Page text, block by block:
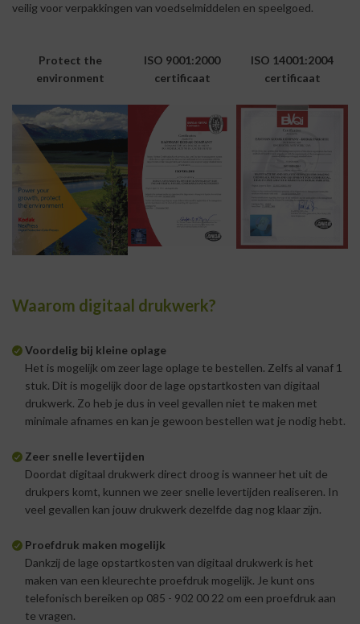
veilig voor verpakkingen van voedselmiddelen en speelgoed.
Protect the
environment
ISO 9001:2000
certificaat
ISO 14001:2004
certificaat
Waarom digitaal drukwerk?
Voordelig bij kleine oplage
Het is mogelijk om zeer lage oplage te bestellen. Zelfs al vanaf 1
stuk. Dit is mogelijk door de lage opstartkosten van digitaal
drukwerk. Zo heb je dus in veel gevallen niet te maken met
minimale afnames en kan je gewoon bestellen wat je nodig hebt.
Zeer snelle levertijden
Doordat digitaal drukwerk direct droog is wanneer het uit de
drukpers komt, kunnen we zeer snelle levertijden realiseren. In
veel gevallen kan jouw drukwerk dezelfde dag nog klaar zijn.
Proefdruk maken mogelijk
Dankzij de lage opstartkosten van digitaal drukwerk is het
maken van een kleurechte proefdruk mogelijk. Je kunt ons
telefonisch bereiken op 085 - 902 00 22 om een proefdruk aan
te vragen.